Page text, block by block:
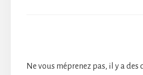
Ne vous méprenez pas, il y a